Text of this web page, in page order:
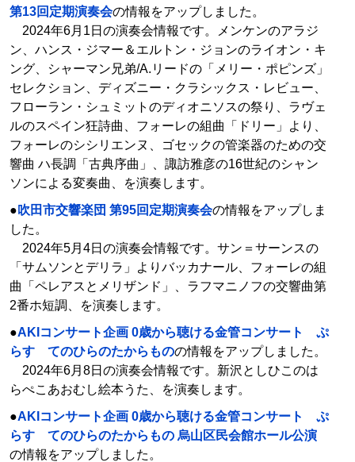
第13回定期演奏会の情報をアップしました。
2024年6月1日の演奏会情報です。メンケンのアラジ
ン、ハンス・ジマー＆エルトン・ジョンのライオン・キ
ング、シャーマン兄弟/A.リードの「メリー・ポピンズ」
セレクション、ディズニー・クラシックス・レビュー、
フローラン・シュミットのディオニソスの祭り、ラヴェ
ルのスペイン狂詩曲、フォーレの組曲「ドリー」より、
フォーレのシシリエンヌ、ゴセックの管楽器のための交
響曲 ハ長調「古典序曲」、諏訪雅彦の16世紀のシャン
ソンによる変奏曲、を演奏します。
●吹田市交響楽団 第95回定期演奏会の情報をアップしま
した。
2024年5月4日の演奏会情報です。サン＝サーンスの
「サムソンとデリラ」よりバッカナール、フォーレの組
曲「ペレアスとメリザンド」、ラフマニノフの交響曲第
2番ホ短調、を演奏します。
●AKIコンサート企画 0歳から聴ける金管コンサート ぷ
らす てのひらのたからものの情報をアップしました。
2024年6月8日の演奏会情報です。新沢としひこのは
らぺこあおむし絵本うた、を演奏します。
●AKIコンサート企画 0歳から聴ける金管コンサート ぷ
らす てのひらのたからもの 烏山区民会館ホール公演
の情報をアップしました。